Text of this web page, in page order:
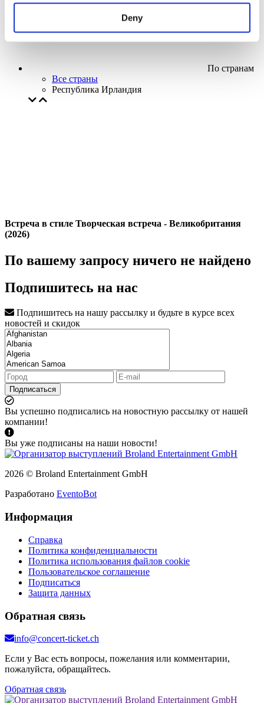
Deny
По странам
Все страны
Республика Ирландия
Встреча в стиле Творческая встреча - Великобритания
(2026)
По вашему запросу ничего не найдено
Подпишитесь на нас
Подпишитесь на нашу рассылку и будьте в курсе всех
новостей и скидок
Подписаться
Вы успешно подписались на новостную рассылку от нашей
компании!
Вы уже подписаны на наши новости!
2026 © Broland Entertainment GmbH
Разработано EventoBot
Информация
Справка
Политика конфиденциальности
Политика использования файлов cookie
Пользовательское соглашение
Подписаться
Защита данных
Обратная связь
info@concert-ticket.ch
Если у Вас есть вопросы, пожелания или комментарии,
пожалуйста, обращайтесь.
Обратная связь